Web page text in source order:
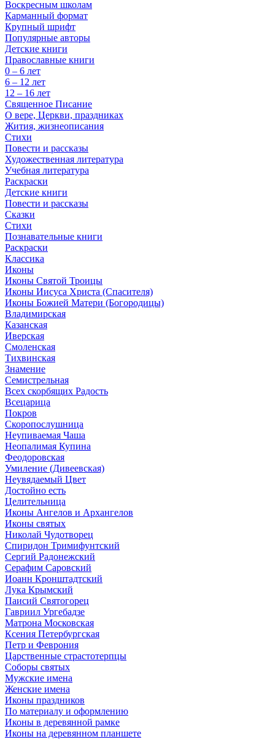
Воскресным школам
Карманный формат
Крупный шрифт
Популярные авторы
Детские книги
Православные книги
0 – 6 лет
6 – 12 лет
12 – 16 лет
Священное Писание
О вере, Церкви, праздниках
Жития, жизнеописания
Стихи
Повести и рассказы
Художественная литература
Учебная литература
Раскраски
Детские книги
Повести и рассказы
Сказки
Стихи
Познавательные книги
Раскраски
Классика
Иконы
Иконы Святой Троицы
Иконы Иисуса Христа (Спасителя)
Иконы Божией Матери (Богородицы)
Владимирская
Казанская
Иверская
Смоленская
Тихвинская
Знамение
Семистрельная
Всех скорбящих Радость
Всецарица
Покров
Скоропослушница
Неупиваемая Чаша
Неопалимая Купина
Феодоровская
Умиление (Дивеевская)
Неувядаемый Цвет
Достойно есть
Целительница
Иконы Ангелов и Архангелов
Иконы святых
Николай Чудотворец
Спиридон Тримифунтский
Сергий Радонежский
Серафим Саровский
Иоанн Кронштадтский
Лука Крымский
Паисий Святогорец
Гавриил Ургебадзе
Матрона Московская
Ксения Петербургская
Петр и Феврония
Царственные страстотерпцы
Соборы святых
Мужские имена
Женские имена
Иконы праздников
По материалу и оформлению
Иконы в деревянной рамке
Иконы на деревянном планшете